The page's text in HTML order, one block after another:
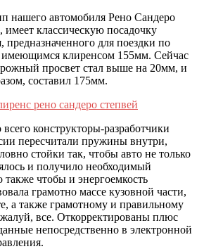
нашего автомобиля Рено Сандеро
имеет классическую посадочку
предназначенного для поездки по
имеющимся клиренсом 155мм. Сейчас
просвет стал выше на 20мм, и
составил 175мм.
конструкторы-разработчики
пересчитали пружины внутри,
стойки так, чтобы авто не только
и получило необходимый
чтобы и энергоемкость
грамотно массе кузовной части,
а также грамотному и правильному
все. Откорректированы плюс
непосредственно в электронной